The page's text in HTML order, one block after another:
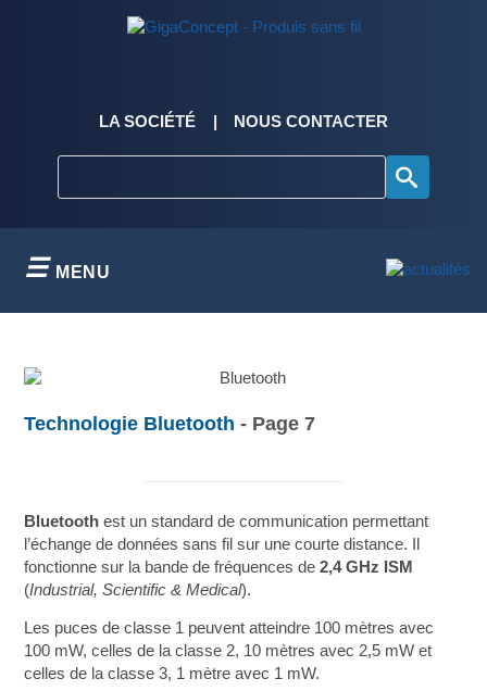
LA SOCIÉTÉ NOUS CONTACTER
MENU
Technologie Bluetooth - Page 7
Bluetooth est un standard de communication permettant
l’échange de données sans fil sur une courte distance. Il
fonctionne sur la bande de fréquences de2,4 GHz ISM
(Industrial, Scientific & Medical).
Les puces de classe 1 peuvent atteindre 100 mètres avec
100 mW, celles de la classe 2, 10 mètres avec 2,5 mW et
celles de la classe 3, 1 mètre avec 1 mW.